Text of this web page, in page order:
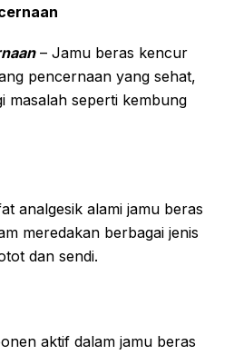
– Jamu beras kencur
pencernaan yang sehat,
masalah seperti kembung
analgesik alami jamu beras
meredakan berbagai jenis
dan sendi.
aktif dalam jamu beras